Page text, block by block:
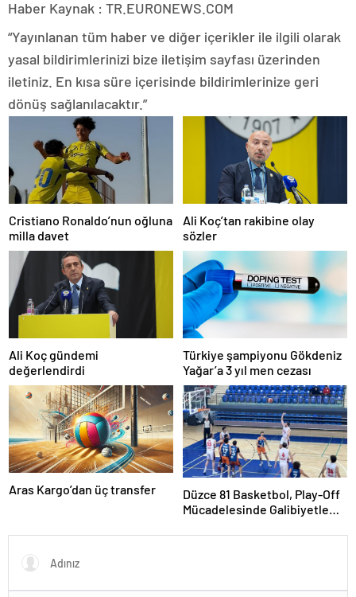
Haber Kaynak : TR.EURONEWS.COM
“Yayınlanan tüm haber ve diğer içerikler ile ilgili olarak
yasal bildirimlerinizi bize iletişim sayfası üzerinden
iletiniz. En kısa süre içerisinde bildirimlerinize geri
dönüş sağlanılacaktır.”
Cristiano Ronaldo’nun oğluna
milla davet
Ali Koç’tan rakibine olay
sözler
Ali Koç gündemi
değerlendirdi
Türkiye şampiyonu Gökdeniz
Yağar’a 3 yıl men cezası
Aras Kargo’dan üç transfer
Düzce 81 Basketbol, Play-Off
Mücadelesinde Galibiyetle